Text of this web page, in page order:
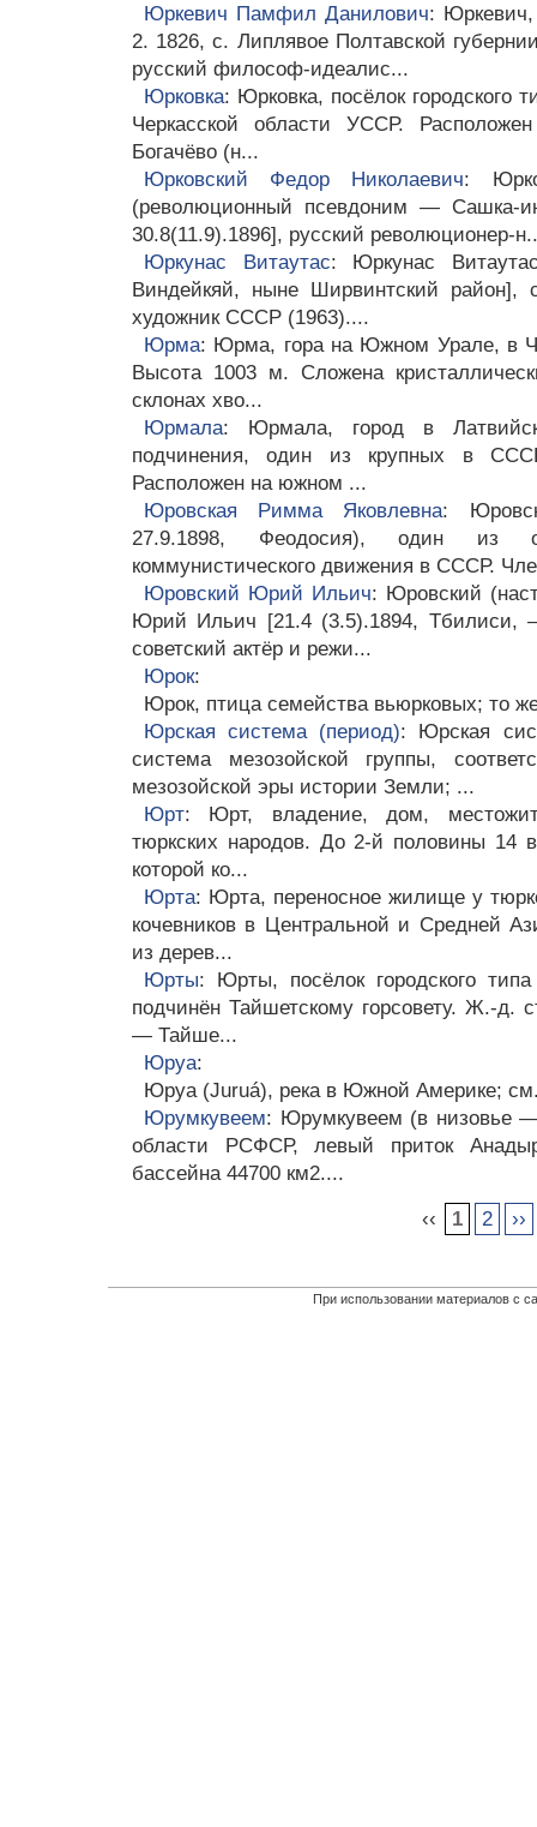
Юркевич Памфил Данилович:
2. 1826, с. Липлявое Полтавской
русский философ-идеалис...
Юрковка: Юрковка, посёлок городского
Черкасской области УССР.
Богачёво (н...
Юрковский Федор Николаевич:
(революционный псевдоним — Сашка-
30.8(11.9).1896], русский революционер-
Юркунас Витаутас: Юркунас
Виндейкяй, ныне Ширвинтский район],
художник СССР (1963)....
Юрма: Юрма, гора на Южном Урале, в
Высота 1003 м. Сложена
склонах хво...
Юрмала: Юрмала, город в
подчинения, один из крупных в
Расположен на южном ...
Юровская Римма Яковлевна:
27.9.1898, Феодосия), один из
коммунистического движения в СССР.
Юровский Юрий Ильич: Юровский
Юрий Ильич [21.4 (3.5).1894, Тбилиси,
советский актёр и режи...
Юрок:
Юрок, птица семейства вьюрковых; то
Юрская система (период): Юрская
система мезозойской группы,
мезозойской эры истории Земли; ...
Юрт: Юрт, владение, дом,
тюркских народов. До 2-й половины 14
которой ко...
Юрта: Юрта, переносное жилище у
кочевников в Центральной и Средней
из дерев...
Юрты: Юрты, посёлок городского
подчинён Тайшетскому горсовету. Ж.-д.
— Тайше...
Юруа:
Юруа (Juruá), река в Южной Америке;
Юрумкувеем: Юрумкувеем (в низовье
области РСФСР, левый приток
бассейна 44700 км2....
‹‹
1 2 ››
При использовании материалов с